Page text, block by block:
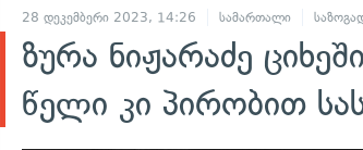
28 დეკემბერი 2023, 14:26 სამართალი
ზურა ნიჟარაძე
წელი კი პირობით